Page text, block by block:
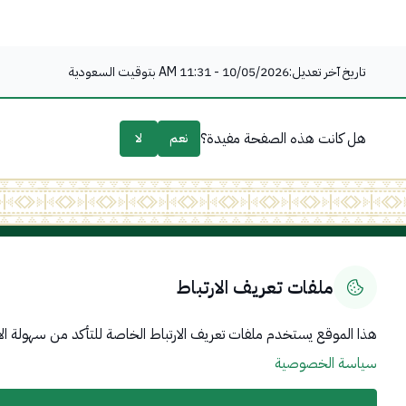
تاريخ آخر تعديل:10/05/2026 - 11:31 AM بتوقيت السعودية
هل كانت هذه الصفحة مفيدة؟ نعم لا
الحكومة الرقمية
منصة البيانات المفتوحة
سياسة المشاركة الإلكترونية
سياسة الوصول الى المعلومات والخدمات الرقمية
اليوم
القيادة
ملفات تعريف الارتباط
هذا الموقع يستخدم ملفات تعريف الارتباط الخاصة للتأكد من سهولة
سياسة الخصوصية